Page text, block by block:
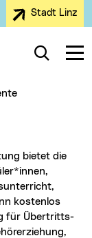
Stadt Linz
Suche
kostenlos
für Übertritts-